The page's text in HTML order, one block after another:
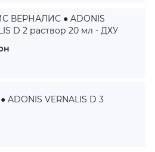
ВЕРНАЛИС ● ADONIS
D 2 раствор 20 мл - ДХУ
VERNALIS D 3